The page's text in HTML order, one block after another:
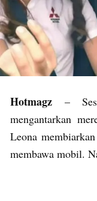
Hotmagz –
mengantarkan
Leona
membawa mobil.